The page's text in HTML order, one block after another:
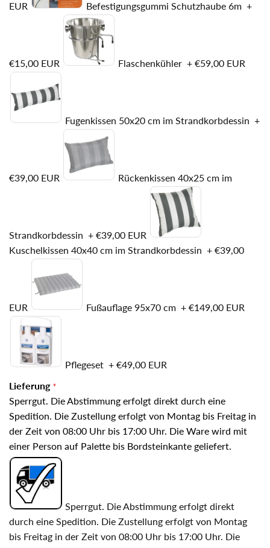
EUR Befestigungsgummi Schutzhaube 6m +
€15,00 EUR Flaschenkühler + €59,00 EUR
Fugenkissen 50x20 cm im Strandkorbdessin +
€39,00 EUR Rückenkissen 40x25 cm im
Strandkorbdessin + €39,00 EUR
Kuschelkissen 40x40 cm im Strandkorbdessin + €39,00
EUR Fußauflage 95x70 cm + €149,00 EUR
Pflegeset + €49,00 EUR
Lieferung
Sperrgut. Die Abstimmung erfolgt direkt durch eine
Spedition. Die Zustellung erfolgt von Montag bis Freitag in
der Zeit von 08:00 Uhr bis 17:00 Uhr. Die Ware wird mit
einer Person auf Palette bis Bordsteinkante geliefert.
Sperrgut. Die Abstimmung erfolgt direkt
durch eine Spedition. Die Zustellung erfolgt von Montag
bis Freitag in der Zeit von 08:00 Uhr bis 17:00 Uhr. Die